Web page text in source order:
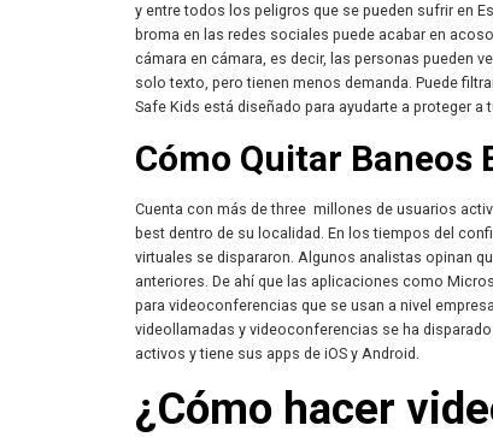
y entre todos los peligros que se pueden sufrir en
broma en las redes sociales puede acabar en
cámara en cámara, es decir, las personas pueden
solo texto, pero tienen menos demanda. Puede
Safe Kids está diseñado para ayudarte a proteger a
Cómo Quitar Baneos
Cuenta con más de three millones de usuarios
best dentro de su localidad. En los tiempos del
virtuales se dispararon. Algunos analistas opinan
anteriores. De ahí que las aplicaciones como
para videoconferencias que se usan a nivel
videollamadas y videoconferencias se ha
activos y tiene sus apps de iOS y Android.
¿Cómo hacer